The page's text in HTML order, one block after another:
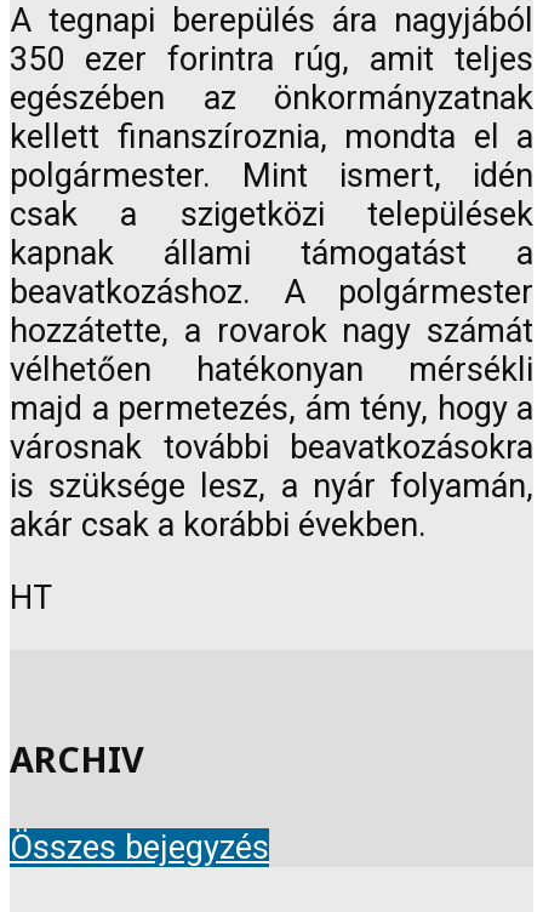
A tegnapi berepülés ára nagyjából
350 ezer forintra rúg, amit teljes
egészében az önkormányzatnak
kellett finanszíroznia, mondta el a
polgármester. Mint ismert, idén
csak a szigetközi települések
kapnak állami támogatást a
beavatkozáshoz. A polgármester
hozzátette, a rovarok nagy számát
vélhetően hatékonyan mérsékli
majd a permetezés, ám tény, hogy a
városnak további beavatkozásokra
is szüksége lesz, a nyár folyamán,
akár csak a korábbi években.
HT
ARCHIV
Összes bejegyzés